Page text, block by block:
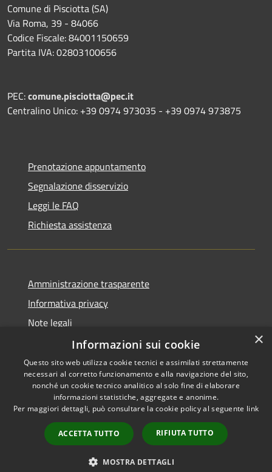
Comune di Pisciotta (SA)
Via Roma, 39 - 84066
Codice Fiscale: 84001150659
Partita IVA: 02803100656
PEC:comune.pisciotta@pec.it
Centralino Unico: +39 0974 973035 - +39 0974 973875
Prenotazione appuntamento
Segnalazione disservizio
Leggi le FAQ
Richiesta assistenza
Amministrazione trasparente
Informativa privacy
Note legali
Dichiarazione di accessibilità
RSS
Accessibilità
Copyright © 2026 • Comune di
Pisciotta • Powered by
Municipium•
Accesso
redazione
×
Informazioni sui cookie
Questo sito web utilizza cookie tecnici e assimilati strettamente
necessari al corretto funzionamento e alla navigazione del sito,
nonché un cookie tecnico analitico al solo fine di elaborare
informazioni statistiche, aggregate e anonime.
Per maggiori dettagli, può consultare la cookie policy al seguente link
ACCETTA TUTTO RIFIUTA TUTTO
MOSTRA DETTAGLI